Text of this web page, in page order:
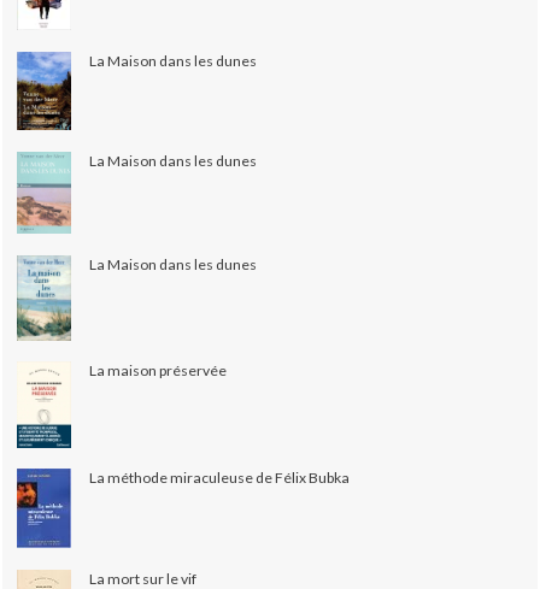
La Maison dans les dunes
La Maison dans les dunes
La Maison dans les dunes
La maison préservée
La méthode miraculeuse de Félix Bubka
La mort sur le vif